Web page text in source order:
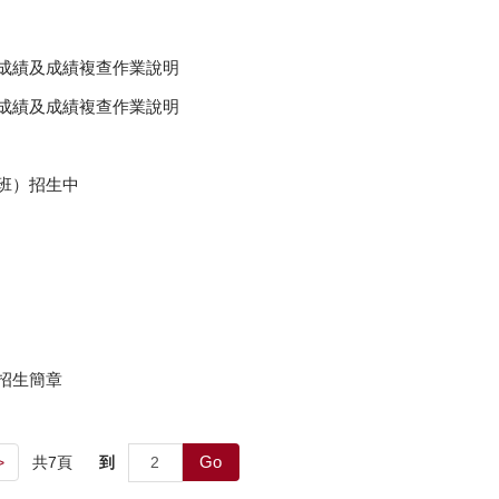
績及成績複查作業說明
績及成績複查作業說明
）招生中
生簡章
共7頁 到 Go